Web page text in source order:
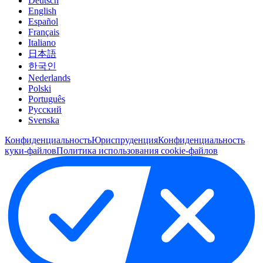
English
Español
Français
Italiano
日本語
한국인
Nederlands
Polski
Português
Pусский
Svenska
КонфиденциальностьЮриспруденцияКонфиденциальность
куки-файловПолитика использования cookie-файлов